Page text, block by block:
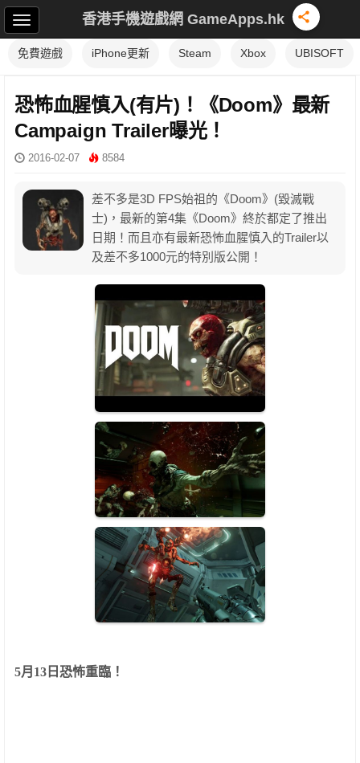
香港手機遊戲網 GameApps.hk
免費遊戲 iPhone更新 Steam Xbox UBISOFT
恐怖血腥慎入(有片)！《Doom》最新
Campaign Trailer曝光！
2016-02-07 8584
差不多是3D FPS始祖的《Doom》(毀滅戰
士)，最新的第4集《Doom》終於都定了推出
日期！而且亦有最新恐怖血腥慎入的Trailer以
及差不多1000元的特別版公開！
5月 13 日恐怖重臨！